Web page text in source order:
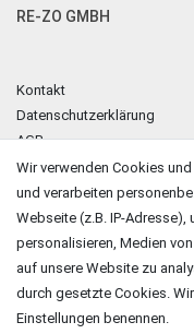
RE-ZO GMBH
Kontakt
Datenschutzerklärung
AGB
Impressum
ZAHLUNGSARTEN
Wir verwenden Cookies
und verarbeiten
Webseite (z.B. IP-Adresse),
personalisieren, Medien
auf unsere Website zu
durch gesetzte Cookies.
Einstellungen benennen.